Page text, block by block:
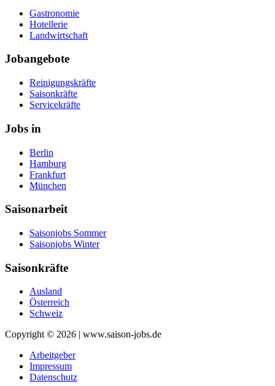
Gastronomie
Hotellerie
Landwirtschaft
Jobangebote
Reinigungskräfte
Saisonkräfte
Servicekräfte
Jobs in
Berlin
Hamburg
Frankfurt
München
Saisonarbeit
Saisonjobs Sommer
Saisonjobs Winter
Saisonkräfte
Ausland
Österreich
Schweiz
Copyright © 2026 | www.saison-jobs.de
Arbeitgeber
Impressum
Datenschutz